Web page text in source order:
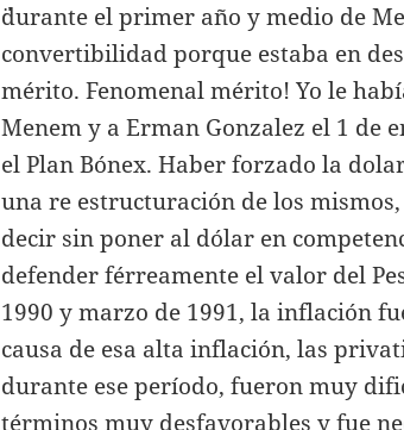
¨durante el primer año y medio de
convertibilidad porque estaba en
mérito. Fenomenal mérito! Yo le
Menem y a Erman Gonzalez el 1 de
el Plan Bónex. Haber forzado la
una re estructuración de los
decir sin poner al dólar en
defender férreamente el valor del
1990 y marzo de 1991, la inflación
causa de esa alta inflación, las
durante ese período, fueron muy
términos muy desfavorables y fue